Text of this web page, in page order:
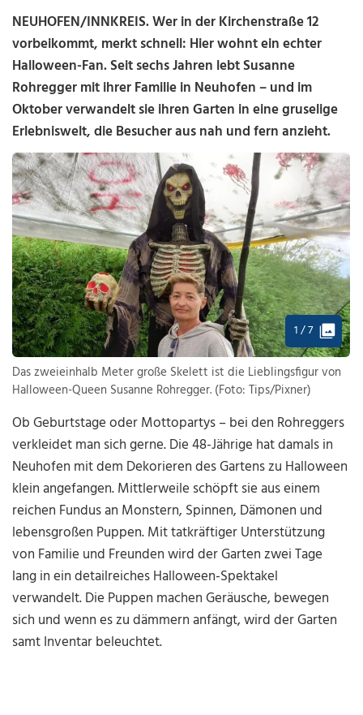
NEUHOFEN/INNKREIS. Wer in der Kirchenstraße 12
vorbeikommt, merkt schnell: Hier wohnt ein echter
Halloween-Fan. Seit sechs Jahren lebt Susanne
Rohregger mit ihrer Familie in Neuhofen – und im
Oktober verwandelt sie ihren Garten in eine gruselige
Erlebniswelt, die Besucher aus nah und fern anzieht.
1 / 7
Das zweieinhalb Meter große Skelett ist die Lieblingsfigur von
Halloween-Queen Susanne Rohregger. (Foto: Tips/Pixner)
Ob Geburtstage oder Mottopartys – bei den Rohreggers
verkleidet man sich gerne. Die 48-Jährige hat damals in
Neuhofen mit dem Dekorieren des Gartens zu Halloween
klein angefangen. Mittlerweile schöpft sie aus einem
reichen Fundus an Monstern, Spinnen, Dämonen und
lebensgroßen Puppen. Mit tatkräftiger Unterstützung
von Familie und Freunden wird der Garten zwei Tage
lang in ein detailreiches Halloween-Spektakel
verwandelt. Die Puppen machen Geräusche, bewegen
sich und wenn es zu dämmern anfängt, wird der Garten
samt Inventar beleuchtet.